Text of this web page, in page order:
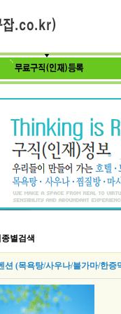
종별검색
션 (목욕탕/사우나/불가마/한증